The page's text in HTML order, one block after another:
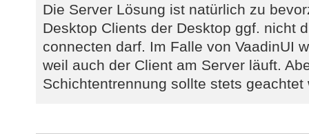
Die Server Lösung ist natürlich zu
Desktop Clients der Desktop ggf. nicht
connecten darf. Im Falle von VaadinUI
weil auch der Client am Server läuft.
Schichtentrennung sollte stets geachtet